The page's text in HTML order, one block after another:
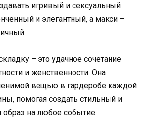
игривый и сексуальный
и элегантный, а макси –
– это удачное сочетание
и женственности. Она
вещью в гардеробе каждой
помогая создать стильный и
на любое событие.